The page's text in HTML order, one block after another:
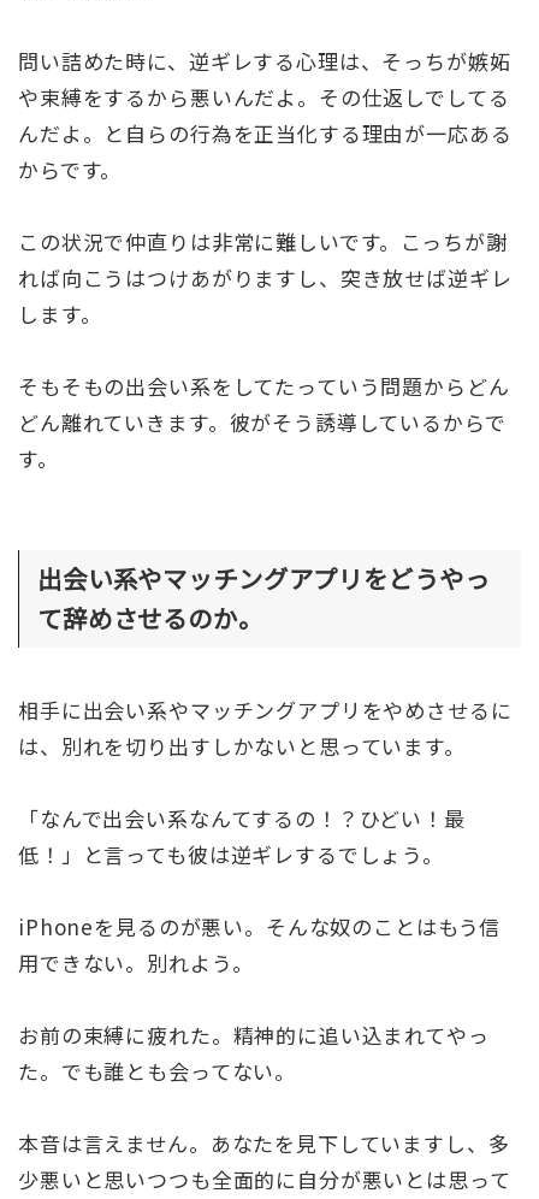
問い詰めた時に、逆ギレする心理は、そっちが嫉妬
や束縛をするから悪いんだよ。その仕返しでしてる
んだよ。と自らの行為を正当化する理由が一応ある
からです。
この状況で仲直りは非常に難しいです。こっちが謝
れば向こうはつけあがりますし、突き放せば逆ギレ
します。
そもそもの出会い系をしてたっていう問題からどん
どん離れていきます。彼がそう誘導しているからで
す。
出会い系やマッチングアプリをどうやっ
て辞めさせるのか。
相手に出会い系やマッチングアプリをやめさせるに
は、別れを切り出すしかないと思っています。
「なんで出会い系なんてするの！？ひどい！最
低！」と言っても彼は逆ギレするでしょう。
iPhoneを見るのが悪い。そんな奴のことはもう信
用できない。別れよう。
お前の束縛に疲れた。精神的に追い込まれてやっ
た。でも誰とも会ってない。
本音は言えません。あなたを見下していますし、多
少悪いと思いつつも全面的に自分が悪いとは思って